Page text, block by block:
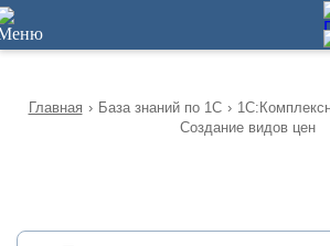
12
Главная › База знаний по 1С ›
Создание видов цен